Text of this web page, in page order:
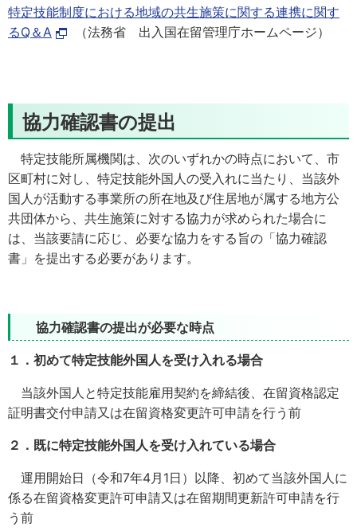
特定技能制度における地域の共生施策に関する連携に関す
るQ＆A
（法務省 出入国在留管理庁ホームページ）
協力確認書の提出
特定技能所属機関は、次のいずれかの時点において、市
区町村に対し、特定技能外国人の受入れに当たり、当該外
国人が活動する事業所の所在地及び住居地が属する地方公
共団体から、共生施策に対する協力が求められた場合に
は、当該要請に応じ、必要な協力をする旨の「協力確認
書」を提出する必要があります。
協力確認書の提出が必要な時点
１．初めて特定技能外国人を受け入れる場合
当該外国人と特定技能雇用契約を締結後、在留資格認定
証明書交付申請又は在留資格変更許可申請を行う前
２．既に特定技能外国人を受け入れている場合
運用開始日（令和7年4月1日）以降、初めて当該外国人に
係る在留資格変更許可申請又は在留期間更新許可申請を行
う前